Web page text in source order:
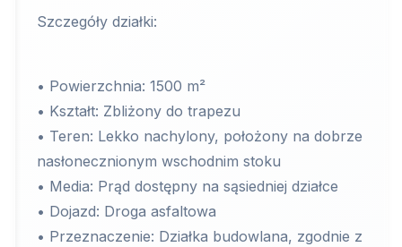
Szczegóły działki:
• Powierzchnia: 1500 m²
• Kształt: Zbliżony do trapezu
• Teren: Lekko nachylony, położony na dobrze
nasłonecznionym wschodnim stoku
• Media: Prąd dostępny na sąsiedniej działce
• Dojazd: Droga asfaltowa
• Przeznaczenie: Działka budowlana, zgodnie z